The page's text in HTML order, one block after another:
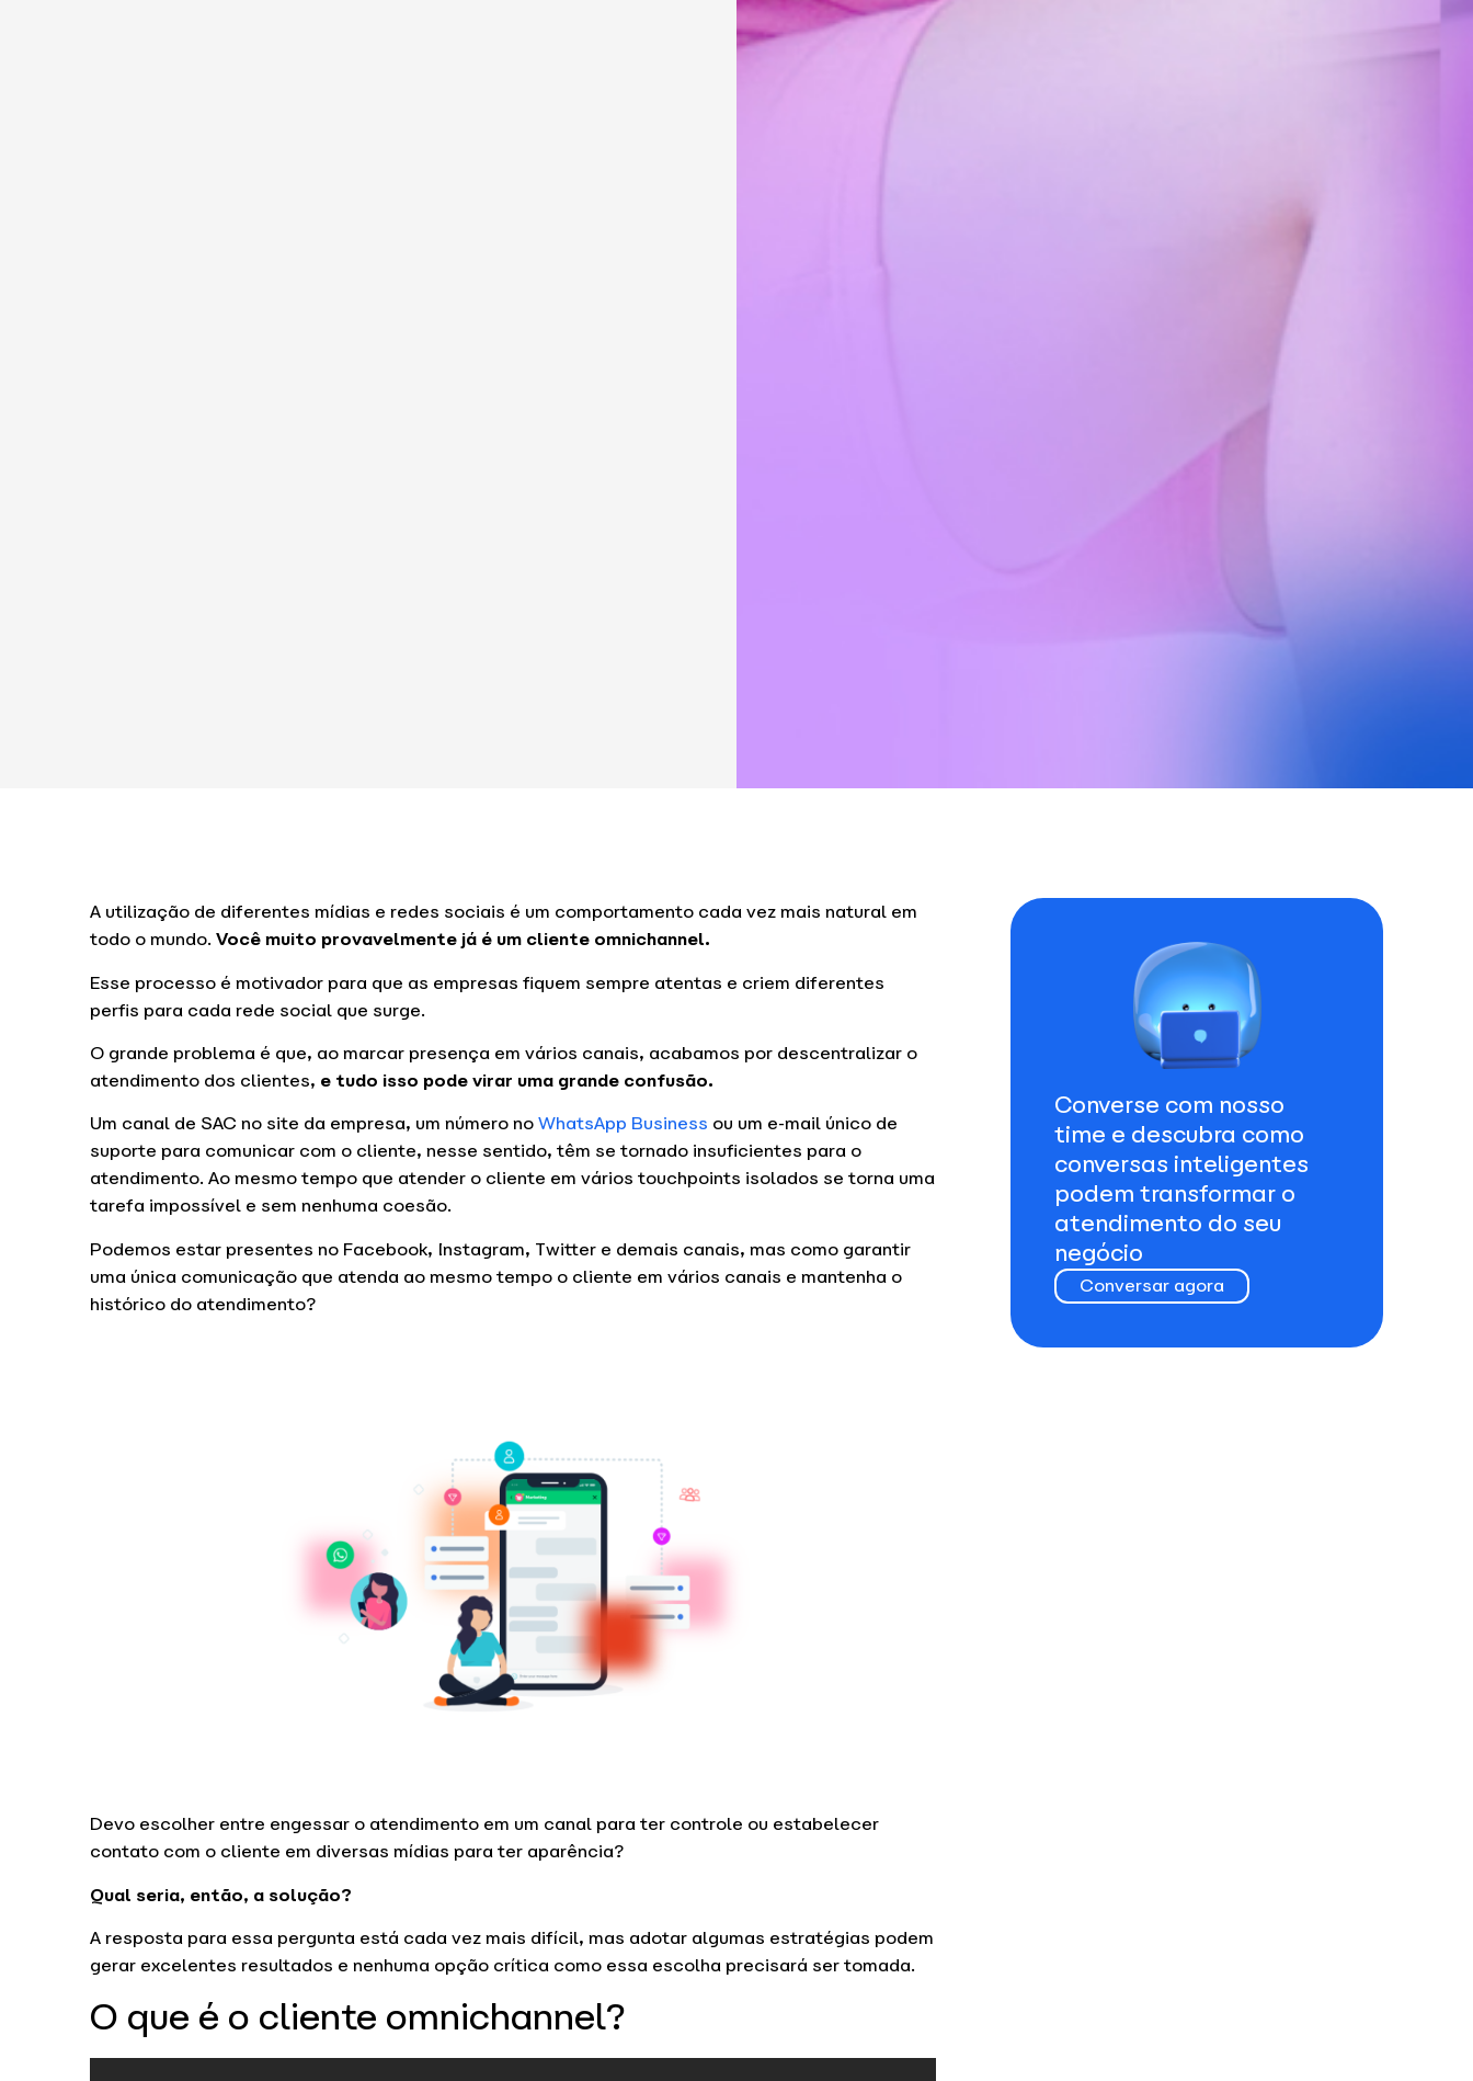
A utilização de diferentes mídias e redes sociais é um comportamento cada vez mais natural em
todo o mundo. Você muito provavelmente já é um cliente omnichannel.
Esse processo é motivador para que as empresas fiquem sempre atentas e criem diferentes
perfis para cada rede social que surge.
O grande problema é que, ao marcar presença em vários canais, acabamos por descentralizar o
atendimento dos clientes, e tudo isso pode virar uma grande confusão.
Um canal de SAC no site da empresa, um número noWhatsApp Business ou um e-mail único de
suporte para comunicar com o cliente, nesse sentido, têm se tornado insuficientes para o
atendimento. Ao mesmo tempo que atender o cliente em vários touchpoints isolados se torna uma
tarefa impossível e sem nenhuma coesão.
Podemos estar presentes no Facebook, Instagram, Twitter e demais canais, mas como garantir
uma única comunicação que atenda ao mesmo tempo o cliente em vários canais e mantenha o
histórico do atendimento?
Devo escolher entre engessar o atendimento em um canal para ter controle ou estabelecer
contato com o cliente em diversas mídias para ter aparência?
Qual seria, então, a solução?
A resposta para essa pergunta está cada vez mais difícil, mas adotar algumas estratégias podem
gerar excelentes resultados e nenhuma opção crítica como essa escolha precisará ser tomada.
O que é o cliente omnichannel?
Converse com nosso
time e descubra como
conversas inteligentes
podem transformar o
atendimento do seu
negócio
Conversar agora